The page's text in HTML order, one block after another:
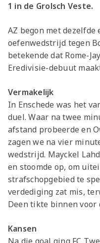
1 in de Grolsch Veste.
AZ begon met dezelfde
oefenwedstrijd tegen
betekende dat Rome-
Eredivisie-debuut
Vermakelijk
In Enschede was het
duel. Waar na twee
afstand probeerde en
zagen we na vier
wedstrijd. Mayckel
en stoomde op, om
strafschopgebied te
verdediging zat mis,
Deen tikte binnen voor
Kansen